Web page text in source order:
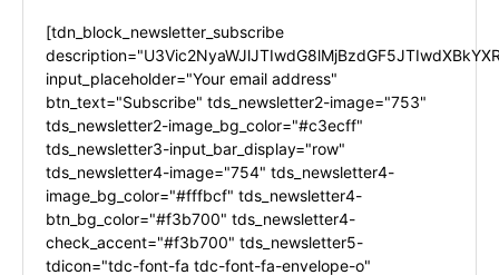
[tdn_block_newsletter_subscribe
input_placeholder="Your email address"
btn_text="Subscribe" tds_newsletter2-image="753"
tds_newsletter2-image_bg_color="#c3ecff"
tds_newsletter3-input_bar_display="row"
tds_newsletter4-image="754" tds_newsletter4-
image_bg_color="#fffbcf" tds_newsletter4-
btn_bg_color="#f3b700" tds_newsletter4-
check_accent="#f3b700" tds_newsletter5-
tdicon="tdc-font-fa tdc-font-fa-envelope-o"